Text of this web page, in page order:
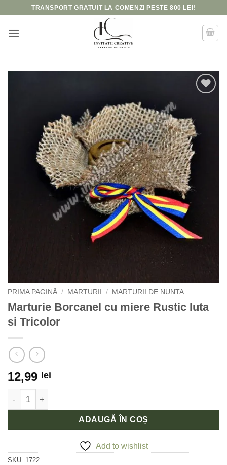
content
TRANSPORT GRATUIT LA COMENZI PESTE 800 LEI!
PRIMA PAGINĂ / MARTURII / MARTURII DE NUNTA
Marturie Borcanel cu miere Rustic Iuta
si Tricolor
12,99 lei
Cantitate Marturie Borcanel cu miere Rustic Iuta si Tricolor
ADAUGĂ ÎN COȘ
Add to wishlist
SKU: 1722